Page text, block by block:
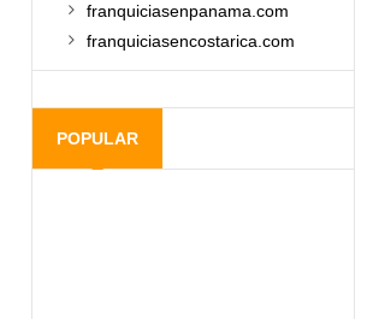
franquiciasenpanama.com
franquiciasencostarica.com
POPULAR